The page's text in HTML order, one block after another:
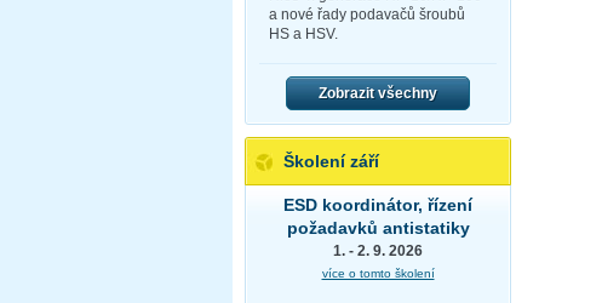
a nové řady podavačů šroubů
HS a HSV.
Zobrazit všechny
Školení září
ESD koordinátor, řízení
požadavků antistatiky
1. - 2. 9. 2026
více o tomto školení